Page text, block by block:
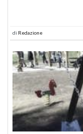
di Redazione